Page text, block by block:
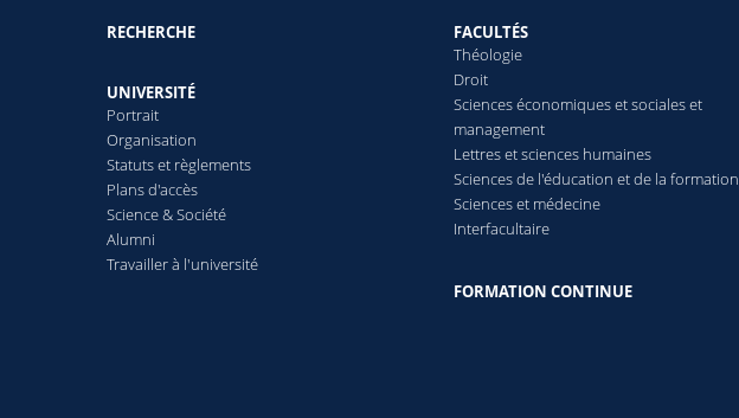
RECHERCHE
UNIVERSITÉ
Portrait
Organisation
Statuts et règlements
Plans d'accès
Science & Société
Alumni
Travailler à l'université
FACULTÉS
Théologie
Droit
Sciences économiques et sociales et
management
Lettreset sciences humaines
Sciences de l'éducation et de la formation
Sciences et médecine
Interfacultaire
FORMATION CONTINUE